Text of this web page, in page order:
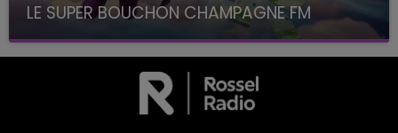
LE SUPER BOUCHON CHAMPAGNE FM
avec La Famille Champagne FM, à 8H10